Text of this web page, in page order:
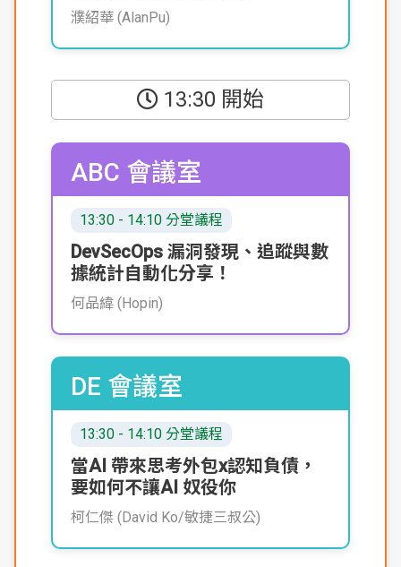
濮紹華 (AlanPu)
13:30 開始
ABC 會議室
13:30 - 14:10 分堂議程
DevSecOps 漏洞發現、追蹤與數
據統計自動化分享！
何品緯 (Hopin)
DE 會議室
13:30 - 14:10 分堂議程
當AI 帶來思考外包x認知負債，
要如何不讓AI 奴役你
柯仁傑 (David Ko/敏捷三叔公)